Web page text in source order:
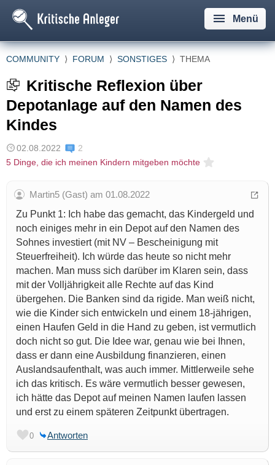
Menü
COMMUNITY ⟩ FORUM ⟩ SONSTIGES ⟩ THEMA
Kritische Reflexion über
Depotanlage auf den Namen des
Kindes
02.08.2022
2
5 Dinge, die ich meinen Kindern mitgeben möchte
Martin5 (Gast) am 01.08.2022
Zu Punkt 1: Ich habe das gemacht, das Kindergeld und
noch einiges mehr in ein Depot auf den Namen des
Sohnes investiert (mit NV – Bescheinigung mit
Steuerfreiheit). Ich würde das heute so nicht mehr
machen. Man muss sich darüber im Klaren sein, dass
mit der Volljährigkeit alle Rechte auf das Kind
übergehen. Die Banken sind da rigide. Man weiß nicht,
wie die Kinder sich entwickeln und einem 18-jährigen,
einen Haufen Geld in die Hand zu geben, ist vermutlich
doch nicht so gut. Die Idee war, genau wie bei Ihnen,
dass er dann eine Ausbildung finanzieren, einen
Auslandsaufenthalt, was auch immer. Mittlerweile sehe
ich das kritisch. Es wäre vermutlich besser gewesen,
ich hätte das Depot auf meinen Namen laufen lassen
und erst zu einem späteren Zeitpunkt übertragen.
0 Antworten